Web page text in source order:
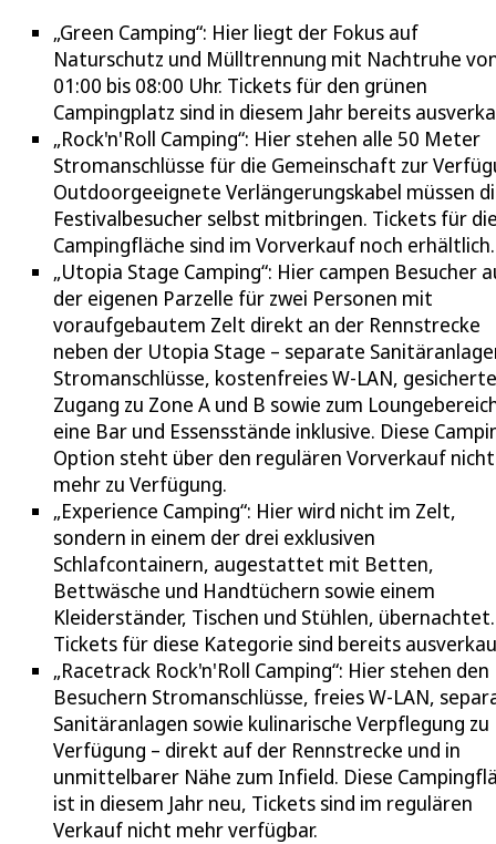
„Green Camping“: Hier liegt der Fokus auf
Naturschutz und Mülltrennung mit Nachtruhe
01:00 bis 08:00 Uhr. Tickets für den grünen
Campingplatz sind in diesem Jahr bereits
„Rock'n'Roll Camping“: Hier stehen alle 50 Meter
Stromanschlüsse für die Gemeinschaft zur
Outdoorgeeignete Verlängerungskabel müssen
Festivalbesucher selbst mitbringen. Tickets für
Campingfläche sind im Vorverkauf noch erhältlich.
„Utopia Stage Camping“: Hier campen Besucher
der eigenen Parzelle für zwei Personen mit
voraufgebautem Zelt direkt an der Rennstrecke
neben der Utopia Stage – separate
Stromanschlüsse, kostenfreies W-LAN,
Zugang zu Zone A und B sowie zum
eine Bar und Essensstände inklusive. Diese
Option steht über den regulären Vorverkauf nicht
mehr zu Verfügung.
„Experience Camping“: Hier wird nicht im Zelt,
sondern in einem der drei exklusiven
Schlafcontainern, augestattet mit Betten,
Bettwäsche und Handtüchern sowie einem
Kleiderständer, Tischen und Stühlen,
Tickets für diese Kategorie sind bereits
„Racetrack Rock'n'Roll Camping“: Hier stehen den
Besuchern Stromanschlüsse, freies W-LAN,
Sanitäranlagen sowie kulinarische Verpflegung zu
Verfügung – direkt auf der Rennstrecke und in
unmittelbarer Nähe zum Infield. Diese
ist in diesem Jahr neu, Tickets sind im regulären
Verkauf nicht mehr verfügbar.